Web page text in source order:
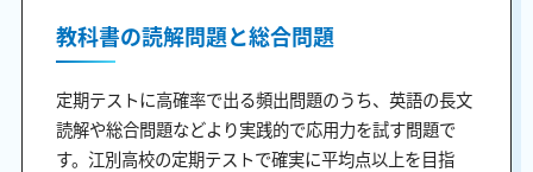
教科書の読解問題と総合問題
定期テストに高確率で出る頻出問題のうち、英語の長文
読解や総合問題などより実践的で応用力を試す問題で
す。江別高校の定期テストで確実に平均点以上を目指